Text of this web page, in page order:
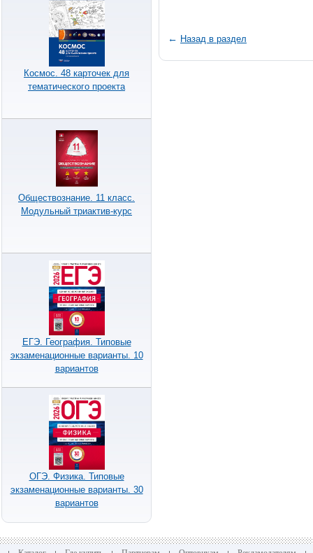
Космос. 48 карточек для
тематического проекта
Обществознание. 11 класс.
Модульный триактив-курс
ЕГЭ. География. Типовые
экзаменационные варианты. 10
вариантов
ОГЭ. Физика. Типовые
экзаменационные варианты. 30
вариантов
← Назад в раздел